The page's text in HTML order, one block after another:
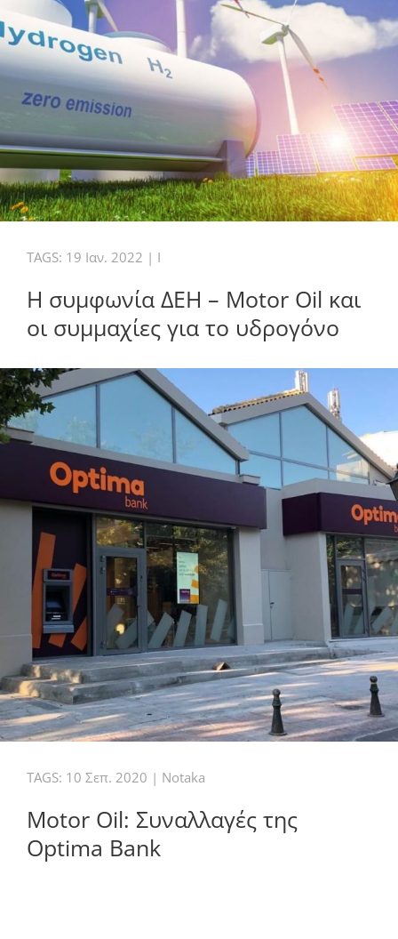
TAGS: 19 Ιαν. 2022 | I
Η συμφωνία ΔΕΗ – Motor Oil και
οι συμμαχίες για το υδρογόνο
TAGS: 10 Σεπ. 2020 | Notaka
Motor Oil: Συναλλαγές της
Optima Bank